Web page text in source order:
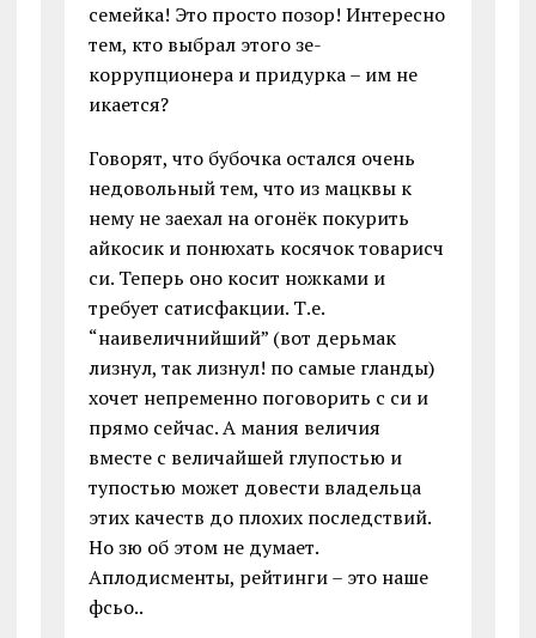
семейка! Это просто позор! Интересно
тем, кто выбрал этого зе-
коррупционера и придурка – им не
икается?
Говорят, что бубочка остался очень
недовольный тем, что из мацквы к
нему не заехал на огонёк покурить
айкосик и понюхать косячок товарисч
си. Теперь оно косит ножками и
требует сатисфакции. Т.е.
“наивеличнийший” (вот дерьмак
лизнул, так лизнул! по самые гланды)
хочет непременно поговорить с си и
прямо сейчас. А мания величия
вместе с величайшей глупостью и
тупостью может довести владельца
этих качеств до плохих последствий.
Но зю об этом не думает.
Аплодисменты, рейтинги – это наше
фсьо..